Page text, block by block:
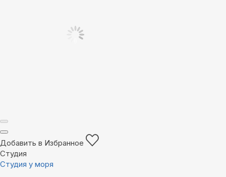
Добавить в Избранное
Студия
Студия у моря